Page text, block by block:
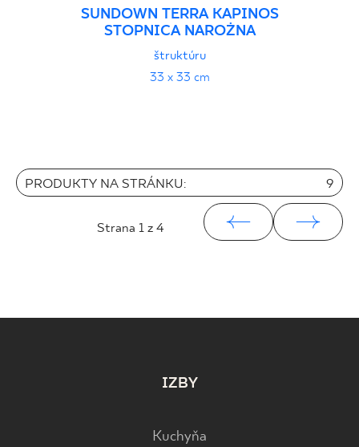
SUNDOWN TERRA KAPINOS
STOPNICA NAROŻNA
štruktúru
33 x 33 cm
PRODUKTY NA STRÁNKU: 9
Strana 1 z 4
IZBY
Kuchyňa